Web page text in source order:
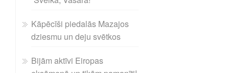
Kāpēcīši piedalās Mazajos
dziesmu un deju svētkos
Bijām aktīvi Eiropas